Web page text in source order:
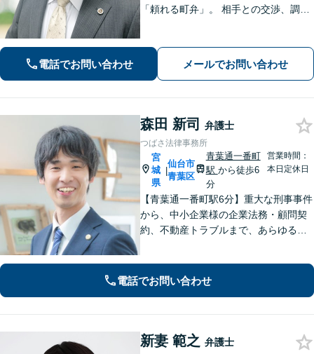
「頼れる町弁」。 相手との交渉、調
談料30分1,100円】【大町西公園駅1
分】【夜間・休日対応可能】
電話でお問い合わせ メールでお問い合わせ
森田 新司 弁護士
つばさ法律事務所
宮
城
県
|
仙台市
青葉区
青葉通一番町
駅 から徒歩6
分
営業時間：
本日定休日
【青葉通一番町駅6分】重大な刑事事件
から、中小企業様の企業法務・顧問契
約、不動産トラブルまで、あらゆる法
もございます。一人で抱え込まず、ま
電話でお問い合わせ
新妻 範之 弁護士